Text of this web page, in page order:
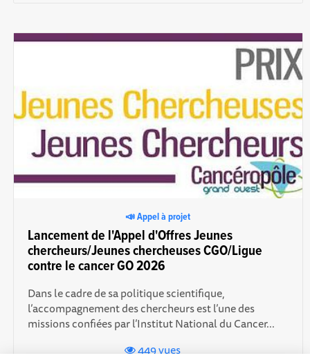
📣 Appel à projet
Lancement de l'Appel d'Offres Jeunes
chercheurs/Jeunes chercheuses CGO/Ligue
contre le cancer GO 2026
Dans le cadre de sa politique scientifique,
l’accompagnement des chercheurs est l’une des
missions confiées par l’Institut National du Cancer...
449 vues